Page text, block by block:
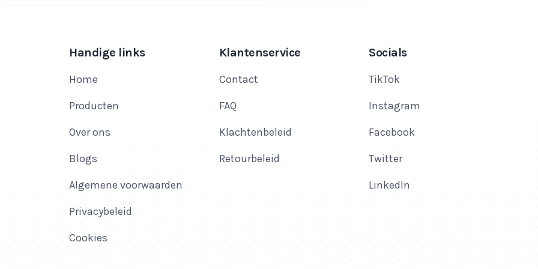
Handige links
Home
Producten
Over ons
Blogs
Algemene voorwaarden
Privacybeleid
Cookies
Klantenservice
Contact
FAQ
Klachtenbeleid
Retourbeleid
Socials
TikTok
Instagram
Facebook
Twitter
LinkedIn